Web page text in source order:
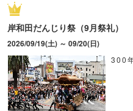
岸和田だんじり祭（9月祭礼）
2026/09/19(土) ～ 09/20(日)
300